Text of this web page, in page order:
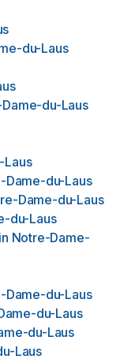
du-Laus
du-Laus
Laus
Dame-du-Laus
Dame-du-Laus
du-Laus
in Notre-Dame-
Dame-du-Laus
du-Laus
du-Laus
Laus